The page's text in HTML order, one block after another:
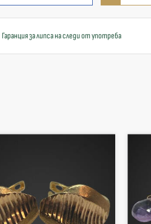
Гаранция за липса на следи от употреба